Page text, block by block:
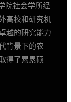
院社会学所经
高校和研究机
越的研究能力
背景下的农
得了累累硕